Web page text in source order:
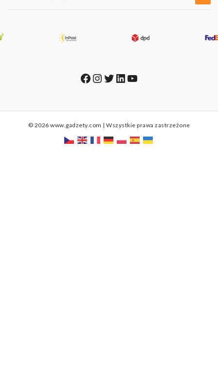
Facebook
Instagram
Twitter
LinkedIn
YouTube
© 2026 www.gadzety.com | Wszystkie prawa zastrzeżone